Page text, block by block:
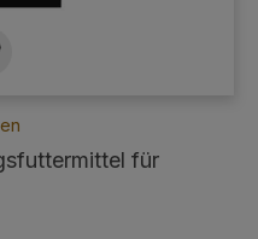
für